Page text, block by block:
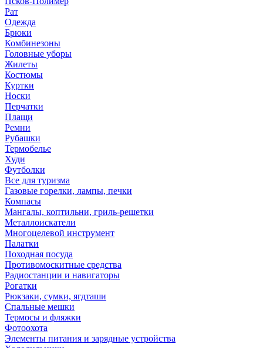
Рат
Одежда
Брюки
Комбинезоны
Головные уборы
Жилеты
Костюмы
Куртки
Носки
Перчатки
Плащи
Ремни
Рубашки
Термобелье
Худи
Футболки
Все для туризма
Газовые горелки, лампы, печки
Компасы
Мангалы, коптильни, гриль-решетки
Металлоискатели
Многоцелевой инструмент
Палатки
Походная посуда
Противомоскитные средства
Радиостанции и навигаторы
Рогатки
Рюкзаки, сумки, ягдташи
Спальные мешки
Термосы и фляжки
Фотоохота
Элементы питания и зарядные устройства